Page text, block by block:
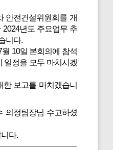
안전건설위원회를 개
년도 주요업무 추
니다.
10일 본회의에 참석
일정을 모두 마치시겠
보고를 마치겠습니
정팀장님 수고하셨
다.